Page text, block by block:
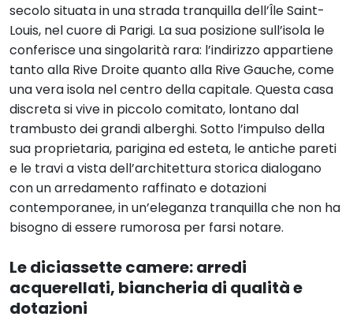
secolo situata in una strada tranquilla dell’Île Saint-
Louis, nel cuore di Parigi. La sua posizione sull’isola le
conferisce una singolarità rara: l’indirizzo appartiene
tanto alla Rive Droite quanto alla Rive Gauche, come
una vera isola nel centro della capitale. Questa casa
discreta si vive in piccolo comitato, lontano dal
trambusto dei grandi alberghi. Sotto l’impulso della
sua proprietaria, parigina ed esteta, le antiche pareti
e le travi a vista dell’architettura storica dialogano
con un arredamento raffinato e dotazioni
contemporanee, in un’eleganza tranquilla che non ha
bisogno di essere rumorosa per farsi notare.
Le diciassette camere: arredi
acquerellati, biancheria di qualità e
dotazioni